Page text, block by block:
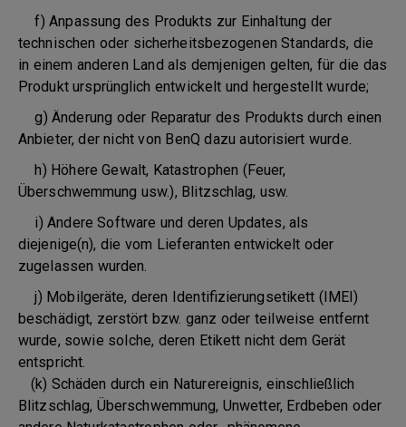
f) Anpassung des Produkts zur Einhaltung der
technischen oder sicherheitsbezogenen Standards, die
in einem anderen Land als demjenigen gelten, für die das
Produkt ursprünglich entwickelt und hergestellt wurde;
g) Änderung oder Reparatur des Produkts durch einen
Anbieter, der nicht von BenQ dazu autorisiert wurde.
h) Höhere Gewalt, Katastrophen (Feuer,
Überschwemmung usw.), Blitzschlag, usw.
i) Andere Software und deren Updates, als
diejenige(n), die vom Lieferanten entwickelt oder
zugelassen wurden.
j) Mobilgeräte, deren Identifizierungsetikett (IMEI)
beschädigt, zerstört bzw. ganz oder teilweise entfernt
wurde, sowie solche, deren Etikett nicht dem Gerät
entspricht.
(k) Schäden durch ein Naturereignis, einschließlich
Blitzschlag, Überschwemmung, Unwetter, Erdbeben oder